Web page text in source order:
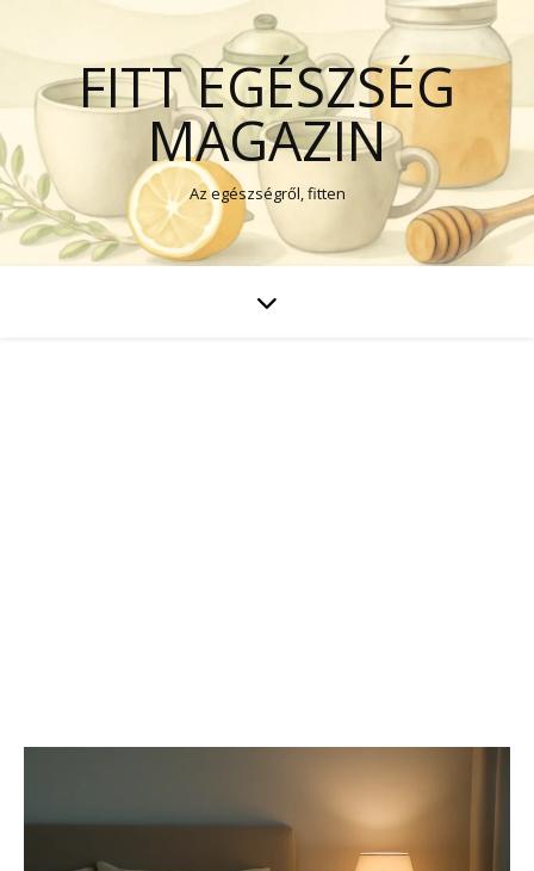
FITT EGÉSZSÉG
MAGAZIN
Az egészségről, fitten